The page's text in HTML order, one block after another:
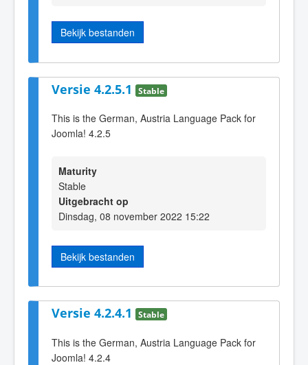
Bekijk bestanden
Versie 4.2.5.1 Stable
This is the German, Austria Language Pack for
Joomla! 4.2.5
Maturity
Stable
Uitgebracht op
Dinsdag, 08 november 2022 15:22
Bekijk bestanden
Versie 4.2.4.1 Stable
This is the German, Austria Language Pack for
Joomla! 4.2.4